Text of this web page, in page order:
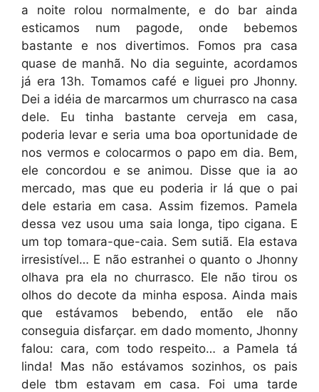
a noite rolou normalmente, e do bar ainda
esticamos num pagode, onde bebemos
bastante e nos divertimos. Fomos pra casa
quase de manhã. No dia seguinte, acordamos
já era 13h. Tomamos café e liguei pro Jhonny.
Dei a idéia de marcarmos um churrasco na casa
dele. Eu tinha bastante cerveja em casa,
poderia levar e seria uma boa oportunidade de
nos vermos e colocarmos o papo em dia. Bem,
ele concordou e se animou. Disse que ia ao
mercado, mas que eu poderia ir lá que o pai
dele estaria em casa. Assim fizemos. Pamela
dessa vez usou uma saia longa, tipo cigana. E
um top tomara-que-caia. Sem sutiã. Ela estava
irresistível… E não estranhei o quanto o Jhonny
olhava pra ela no churrasco. Ele não tirou os
olhos do decote da minha esposa. Ainda mais
que estávamos bebendo, então ele não
conseguia disfarçar. em dado momento, Jhonny
falou: cara, com todo respeito… a Pamela tá
linda! Mas não estávamos sozinhos, os pais
dele tbm estavam em casa. Foi uma tarde